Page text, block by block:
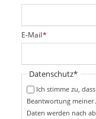
f
i
c
t
f
P
f
i
E-Mail*
Pflichtfeld
Datenschutz*
Ich stimme zu,
Beantwortung
Daten werden nach